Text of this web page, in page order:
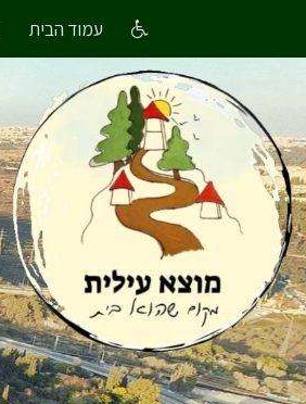
עמוד הבית